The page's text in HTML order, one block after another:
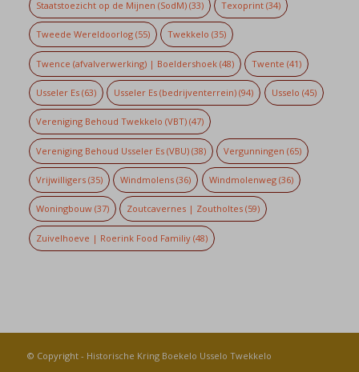
Staatstoezicht op de Mijnen (SodM)(33) Texoprint (34)
Tweede Wereldoorlog(55) Twekkelo (35)
Twence (afvalverwerking) | Boeldershoek(48) Twente (41)
Usseler Es(63) Usseler Es (bedrijventerrein) (94) Usselo (45)
Vereniging Behoud Twekkelo (VBT)(47)
Vereniging Behoud Usseler Es (VBU)(38) Vergunningen (65)
Vrijwilligers(35) Windmolens (36) Windmolenweg(36)
Woningbouw(37) Zoutcavernes | Zoutholtes (59)
Zuivelhoeve | Roerink Food Familiy(48)
© Copyright - Historische Kring Boekelo Usselo Twekkelo